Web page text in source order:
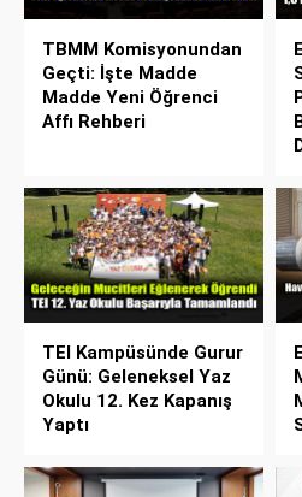
TBMM Komisyonundan
Geçti: İşte Madde
Madde Yeni Öğrenci
Affı Rehberi
TEI Kampüsünde Gurur
Günü: Geleneksel Yaz
Okulu 12. Kez Kapanış
Yaptı